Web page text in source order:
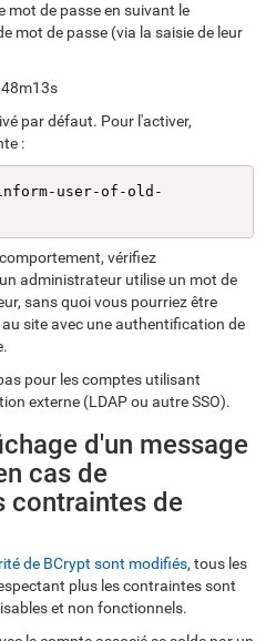
mot de passe en suivant le
mot de passe (via la saisie de leur
par défaut. Pour l'activer,
:
user-of-old-
vérifiez
administrateur utilise un mot de
sans quoi vous pourriez être
site avec une authentification de
pour les comptes utilisant
externe (LDAP ou autre SSO).
d'un message
cas de
contraintes de
de BCrypt sont modifiés, tous les
plus les contraintes sont
et non fonctionnels.